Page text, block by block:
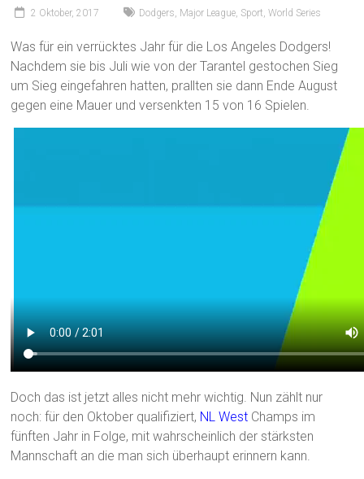
2 Oktober, 2017 Dodgers, Major League, Sport,World Series
Was für ein verrücktes Jahr für die Los Angeles Dodgers!
Nachdem sie bis Juli wie von der Tarantel gestochen Sieg
um Sieg eingefahren hatten, prallten sie dann Ende August
gegen eine Mauer und versenkten 15 von 16 Spielen.
Doch das ist jetzt alles nicht mehr wichtig. Nun zählt nur
noch: für den Oktober qualifiziert, NL West Champs im
fünften Jahr in Folge, mit wahrscheinlich der stärksten
Mannschaft an die man sich überhaupt erinnern kann.